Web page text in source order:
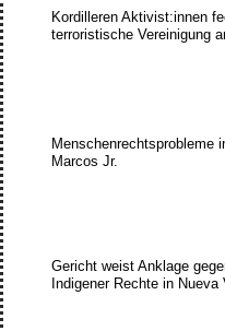
Kordilleren Aktivist:innen
terroristische Vereinigung
Menschenrechtsprobleme
Marcos Jr.
Gericht weist Anklage
Indigener Rechte in